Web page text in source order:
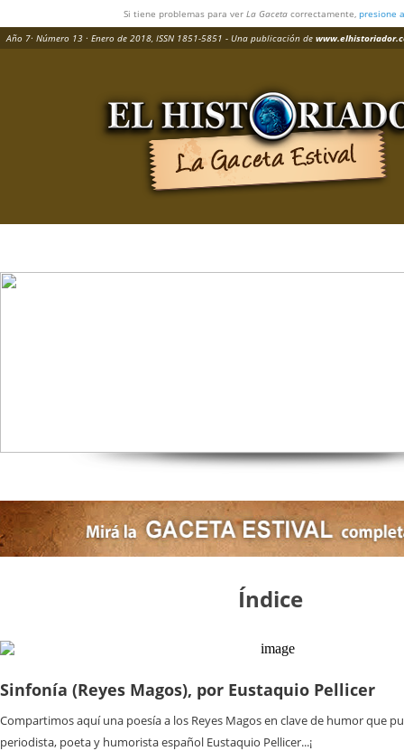
Si tiene problemas para ver La Gaceta correctamente, presione
Año 7· Número 13 · Enero de 2018, ISSN 1851-5851 - Una publicación de
Índice
Sinfonía (Reyes Magos), por Eustaquio Pellicer
Compartimos aquí una poesía a los Reyes Magos en clave de humor que
periodista, poeta y humorista español Eustaquio Pellicer...¡